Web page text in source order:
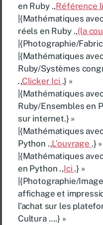
en Ruby .,Référence
|{Mathématiques
réels en Ruby .,(la
|{Photographie/
|{Mathématiques
Ruby/Systèmes
.,Clicker Ici .} »
|{Mathématiques
Ruby/Ensembles en
sur internet.} »
|{Mathématiques
Python .,L’ouvrage .} »
|{Mathématiques
en Python .,Ici .} »
|{Photographie/
affichage et
l’achat sur les
Cultura ….} »